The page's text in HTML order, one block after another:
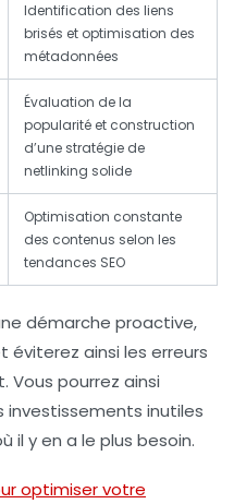
Identification des liens
brisés et optimisation des
métadonnées
Évaluation de la
popularité et construction
d’une stratégie de
netlinking solide
Optimisation constante
des contenus selon les
tendances SEO
démarche proactive,
éviterez ainsi les erreurs
pourrez ainsi
investissements inutiles
il y en a le plus besoin.
optimiser votre